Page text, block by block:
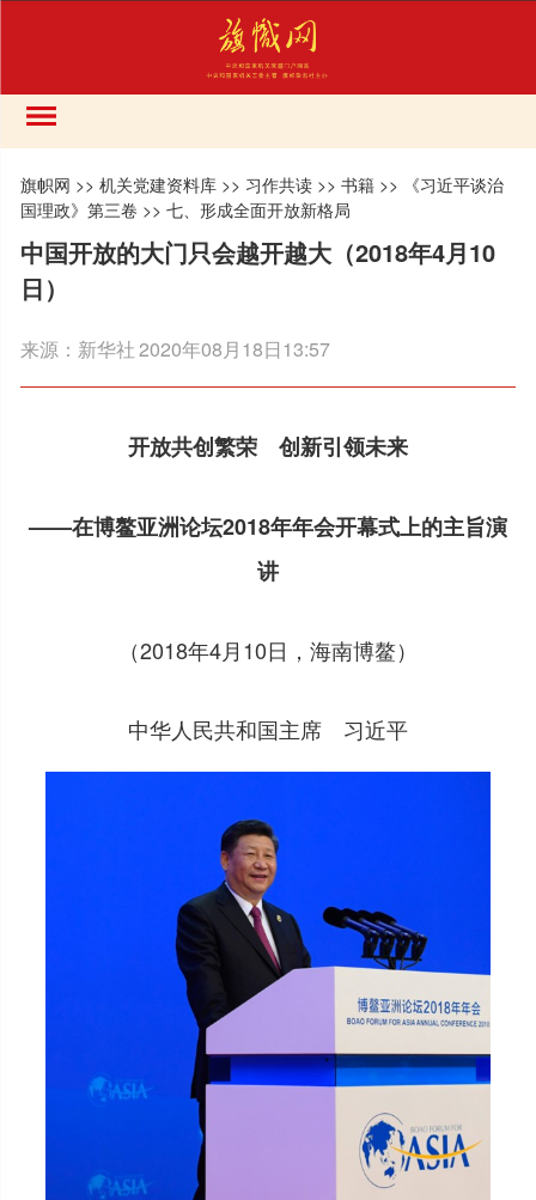
旗帜网 >>机关党建资料库 >> 习作共读 >>书籍 >>
《习近平谈治
国理政》第三卷 >>七、形成全面开放新格局
中国开放的大门只会越开越大（2018年4月10
日）
来源： 新华社2020年08月18日13:57
开放共创繁荣 创新引领未来
——在博鳌亚洲论坛2018年年会开幕式上的主旨演
讲
（2018年4月10日，海南博鳌）
中华人民共和国主席 习近平